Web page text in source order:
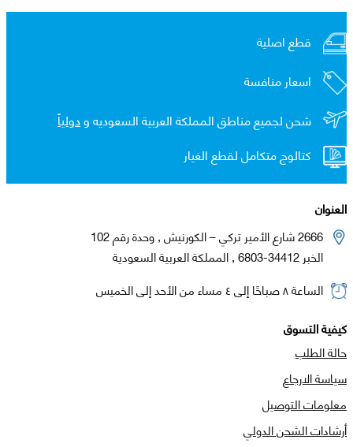
قطع اصلية
اسعار منافسة
شحن لجميع مناطق المملكة العربية السعوديه ودولياً
كتالوج متكامل لقطع الغيار
العنوان
2666 شارع الأمير تركي – الكورنيش , وحدة رقم 102
الخبر 34412-6803 , المملكة العربية السعودية
الساعة ٨ صباحًا إلى ٤ مساء من الأحد إلى الخميس
كيفية التسوق
حالة الطلب
سياسة الارجاع
معلومات التوصيل
أرشادات الشحن الدولي